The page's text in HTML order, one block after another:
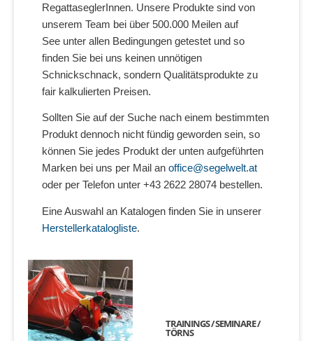
RegattaseglerInnen. Unsere Produkte sind von
unserem Team bei über 500.000 Meilen auf
See unter allen Bedingungen getestet und so
finden Sie bei uns keinen unnötigen
Schnickschnack, sondern Qualitätsprodukte zu
fair kalkulierten Preisen.
Sollten Sie auf der Suche nach einem bestimmten
Produkt dennoch nicht fündig geworden sein, so
können Sie jedes Produkt der unten aufgeführten
Marken bei uns per Mail an office@segelwelt.at
oder per Telefon unter +43 2622 28074 bestellen.
Eine Auswahl an Katalogen finden Sie in unserer
Herstellerkatalogliste.
TRAININGS / SEMINARE /
TÖRNS